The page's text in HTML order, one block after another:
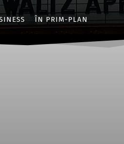
ÎN PRIM-PLAN